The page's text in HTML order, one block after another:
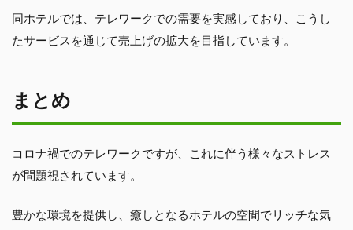
同ホテルでは、テレワークでの需要を実感しており、こうし
たサービスを通じて売上げの拡大を目指しています。
まとめ
コロナ禍でのテレワークですが、これに伴う様々なストレス
が問題視されています。
豊かな環境を提供し、癒しとなるホテルの空間でリッチな気